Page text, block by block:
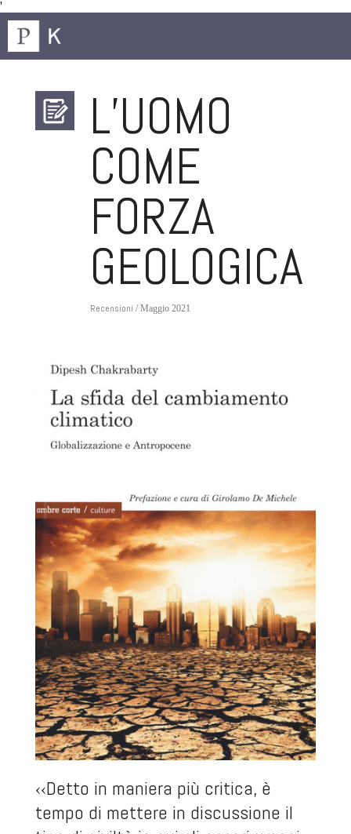
'
L’UOMO
COME
FORZA
GEOLOGICA
Recensioni / Maggio 2021
‹‹Detto in maniera più critica, è
tempo di mettere in discussione il